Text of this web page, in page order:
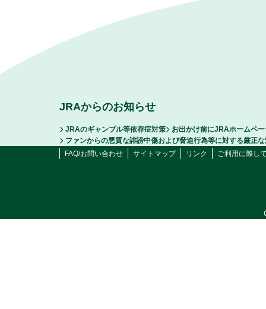
JRAからのお知らせ
JRAのギャンブル等依存症対策
お出かけ前にJRAホームペ
ファンからの悪質な誹謗中傷および脅迫行為等に対する厳正
FAQ/お問い合わせ
サイトマップ リンク ご利用に際し